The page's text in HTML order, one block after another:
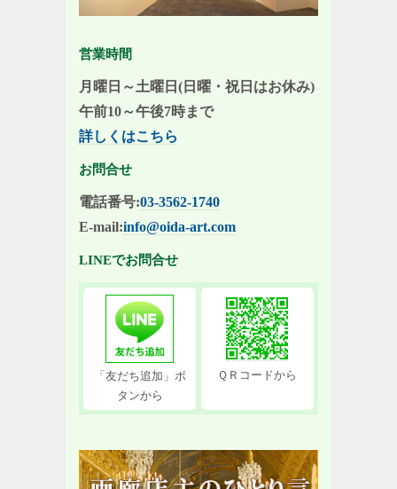
営業時間
月曜日～土曜日(日曜・祝日はお休み)
午前10～午後7時まで
詳しくはこちら
お問合せ
電話番号:03-3562-1740
E-mail:info@oida-art.com
LINEでお問合せ
「友だち追加」ボ
タンから
ＱＲコードから